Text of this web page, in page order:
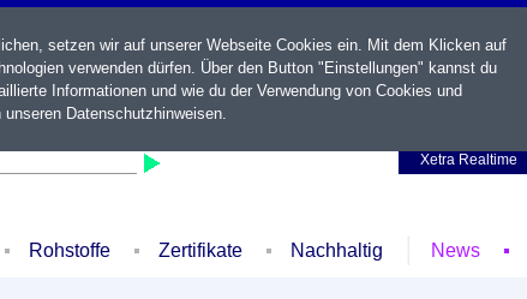
Xetra Realtime
Rohstoffe Zertifikate Nachhaltig News
setzen wir auf unserer Webseite Cookies ein. Mit dem Klicken auf
verwenden dürfen. Über den Button "Einstellungen" kannst du
Informationen und wie du der Verwendung von Cookies und
unseren Datenschutzhinweisen.